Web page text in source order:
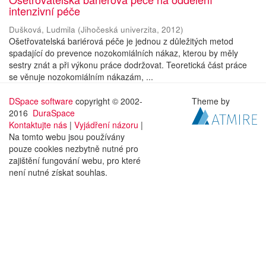
intenzivní péče
Dušková, Ludmila (Jihočeská univerzita, 2012)
Ošetřovatelská bariérová péče je jednou z důležitých metod
spadající do prevence nozokomiálních nákaz, kterou by měly
sestry znát a při výkonu práce dodržovat. Teoretická část práce
se věnuje nozokomiálním nákazám, ...
DSpace software copyright © 2002-
2016 DuraSpace
Kontaktujte nás | Vyjádření názoru |
Na tomto webu jsou používány
pouze cookies nezbytně nutné pro
zajištění fungování webu, pro které
není nutné získat souhlas.
Theme by